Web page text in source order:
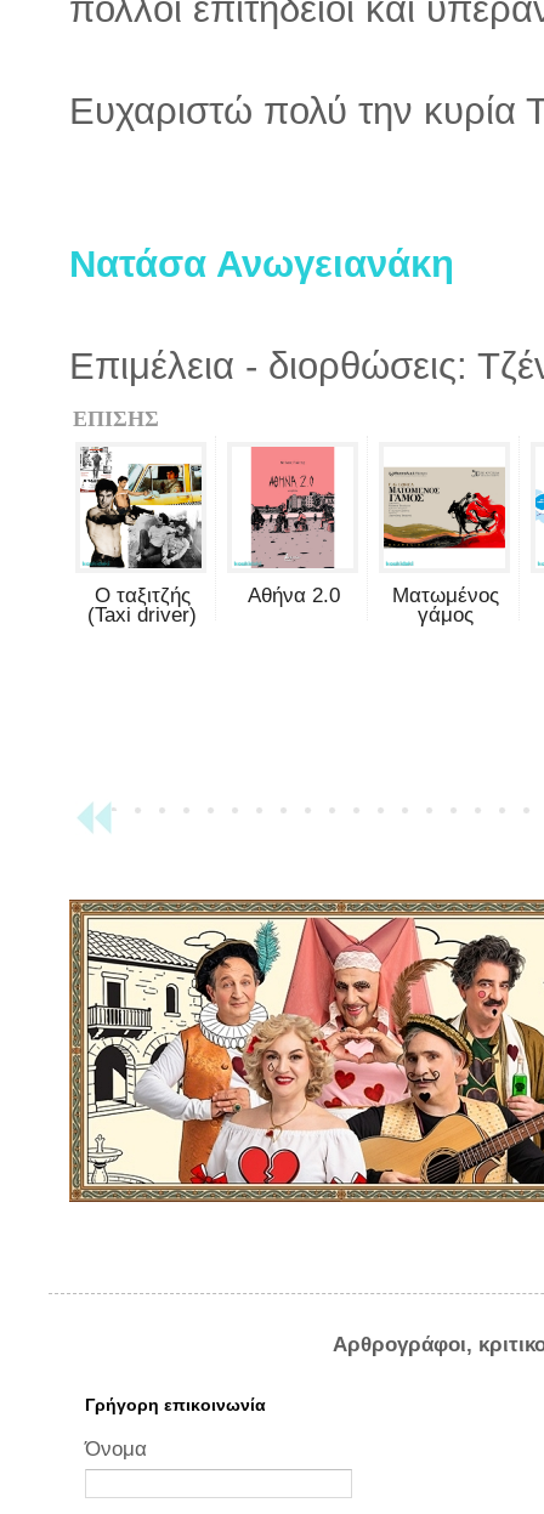
πολλοί επιτήδειοι και
Ευχαριστώ πολύ την κυρία
Νατάσα Ανωγειανάκη
Επιμέλεια - διορθώσεις:
ΕΠΙΣΗΣ
Ο ταξιτζής
(Taxi driver)
Αθήνα 2.0
Ματωμένος
γάμος
Αρθρογράφοι,
Γρήγορη επικοινωνία
Όνομα